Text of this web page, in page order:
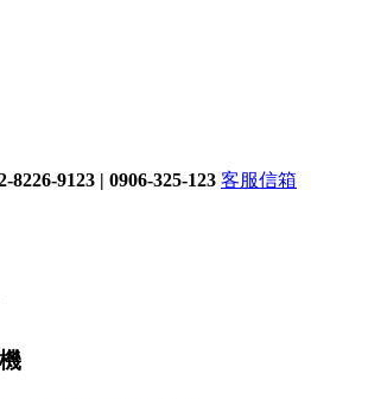
8226-9123 | 0906-325-123 客服信箱